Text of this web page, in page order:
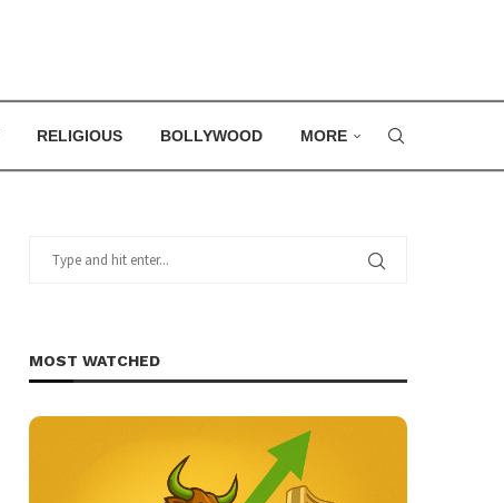
RELIGIOUS BOLLYWOOD MORE
MOST WATCHED